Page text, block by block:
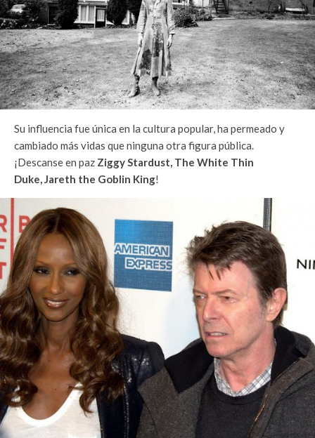
Su influencia fue única en la cultura popular, ha permeado y
cambiado más vidas que ninguna otra figura pública.
¡Descanse en paz Ziggy Stardust, The White Thin
Duke, Jareth the Goblin King!